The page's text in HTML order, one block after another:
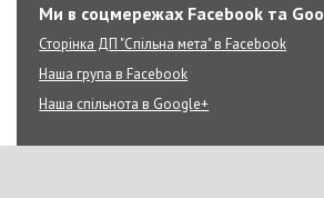
Ми в соцмережах Facebook та
Сторінка ДП "Спільна мета" в Facebook
Наша група в Facebook
Наша спільнота в Google+